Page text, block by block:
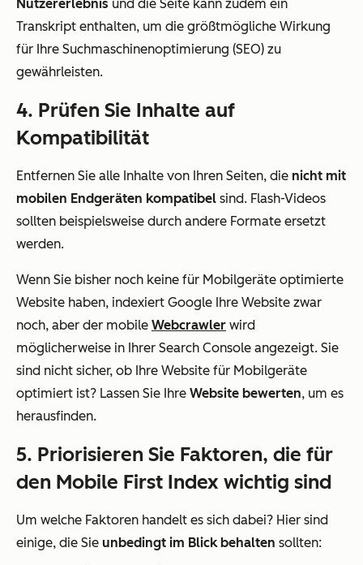
Nutzererlebnis und die Seite kann zudem ein
Transkript enthalten, um die größtmögliche Wirkung
für Ihre Suchmaschinenoptimierung (SEO) zu
gewährleisten.
4. Prüfen Sie Inhalte auf
Kompatibilität
Entfernen Sie alle Inhalte von Ihren Seiten, die nicht mit
mobilen Endgeräten kompatibel sind. Flash-Videos
sollten beispielsweise durch andere Formate ersetzt
werden.
Wenn Sie bisher noch keine für Mobilgeräte optimierte
Website haben, indexiert Google Ihre Website zwar
noch, aber der mobile Webcrawler wird
möglicherweise in Ihrer Search Console angezeigt. Sie
sind nicht sicher, ob Ihre Website für Mobilgeräte
optimiert ist? Lassen Sie Ihre Website bewerten, um es
herausfinden.
5. Priorisieren Sie Faktoren, die für
den Mobile First Index wichtig sind
Um welche Faktoren handelt es sich dabei? Hier sind
einige, die Sie unbedingt im Blick behalten sollten: